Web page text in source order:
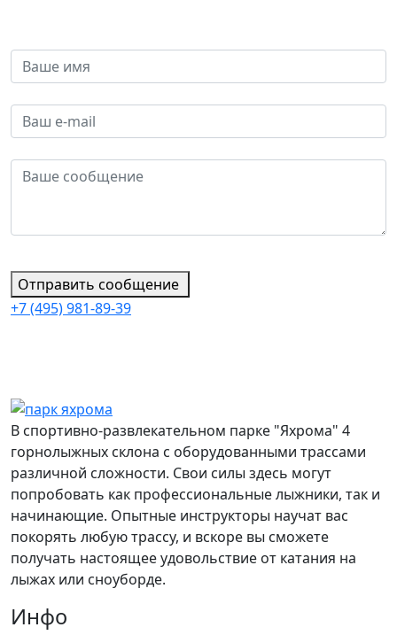
Отправить сообщение
+7 (495) 981-89-39
В спортивно-развлекательном парке "Яхрома" 4
горнолыжных склона с оборудованными трассами
различной сложности. Свои силы здесь могут
попробовать как профессиональные лыжники, так и
начинающие. Опытные инструкторы научат вас
покорять любую трассу, и вскоре вы сможете
получать настоящее удовольствие от катания на
лыжах или сноуборде.
Инфо